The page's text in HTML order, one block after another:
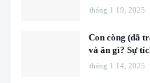
tháng 1 19, 2025
Con còng (dã
và ăn gì? Sự
tháng 1 14, 2025